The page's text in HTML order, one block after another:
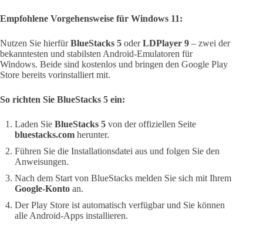
Empfohlene Vorgehensweise für Windows 11:
Nutzen Sie hierfürBlueStacks 5 oderLDPlayer 9 – zwei der
bekanntesten und stabilsten Android-Emulatoren für
Windows. Beide sind kostenlos und bringen den Google Play
Store bereits vorinstalliert mit.
So richten Sie BlueStacks 5 ein:
Laden Sie BlueStacks 5 von der offiziellen Seite
bluestacks.com herunter.
Führen Sie die Installationsdatei aus und folgen Sie den
Anweisungen.
Nach dem Start von BlueStacks melden Sie sich mit Ihrem
Google-Konto an.
Der Play Store ist automatisch verfügbar und Sie können
alle Android-Apps installieren.